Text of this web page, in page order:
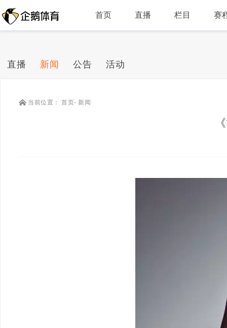
首页 直播 栏目 赛
直播 新闻 公告 活动
当前位置： 首页- 新闻